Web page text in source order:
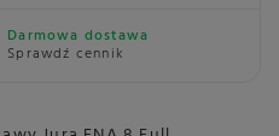
Darmowa dostawa
Sprawdź cennik